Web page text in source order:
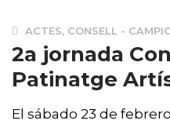
ACTES, CONSELL -
2a jornada
Patinatge
El sábado 23 de